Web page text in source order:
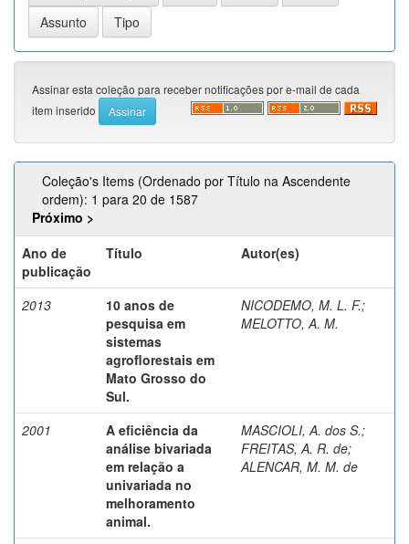
Assinar esta coleção para receber notificações por e-mail de cada
item inserido
Coleção's Items (Ordenado por Título na Ascendente
ordem): 1 para 20 de 1587
Próximo >
Ano de
publicação
Título Autor(es)
2013
10 anos de
pesquisa em
sistemas
agroflorestais em
Mato Grosso do
Sul.
NICODEMO, M. L. F.;
MELOTTO, A. M.
2001
A eficiência da
análise bivariada
em relação a
univariada no
melhoramento
animal.
MASCIOLI, A. dos S.;
FREITAS, A. R. de;
ALENCAR, M. M. de